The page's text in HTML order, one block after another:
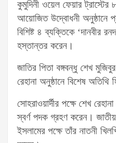
কুমুদিনী ওয়েল ফেয়ার ট্রাস্টের
আয়োজিত উদ্বোধনী অনুষ্ঠানে
বিশিষ্ট ৪ ব্যক্তিকে ‘দানবীর
হস্তান্তর করেন।
জাতির পিতা বঙ্গবন্ধু শেখ
রেহানা অনুষ্ঠানে বিশেষ
সোহরাওয়ার্দীর পক্ষে শেখ
স্বর্ণ পদক গ্রহণ করেন।
ইসলামের পক্ষে তাঁর নাতনী